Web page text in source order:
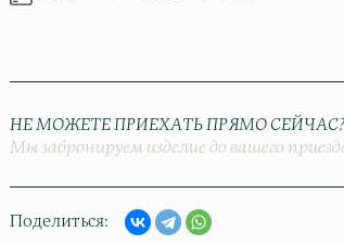
НЕ МОЖЕТЕ ПРИЕХАТЬ ПРЯМО СЕЙЧАС?
Мы забронируем изделие до вашего
Поделиться